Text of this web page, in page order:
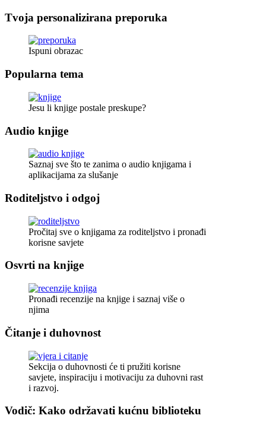
Tvoja personalizirana preporuka
Ispuni obrazac
Popularna tema
Jesu li knjige postale preskupe?
Audio knjige
Saznaj sve što te zanima o audio knjigama i
aplikacijama za slušanje
Roditeljstvo i odgoj
Pročitaj sve o knjigama za roditeljstvo i pronađi
korisne savjete
Osvrti na knjige
Pronađi recenzije na knjige i saznaj više o
njima
Čitanje i duhovnost
Sekcija o duhovnosti će ti pružiti korisne
savjete, inspiraciju i motivaciju za duhovni rast
i razvoj.
Vodič: Kako održavati kućnu biblioteku